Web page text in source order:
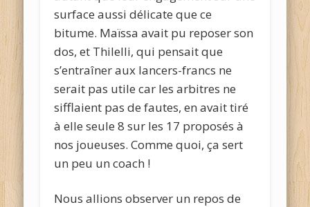
surface aussi délicate que ce
bitume. Maïssa avait pu reposer son
dos, et Thilelli, qui pensait que
s’entraîner aux lancers-francs ne
serait pas utile car les arbitres ne
sifflaient pas de fautes, en avait tiré
à elle seule 8 sur les 17 proposés à
nos joueuses. Comme quoi, ça sert
un peu un coach !
Nous allions observer un repos de